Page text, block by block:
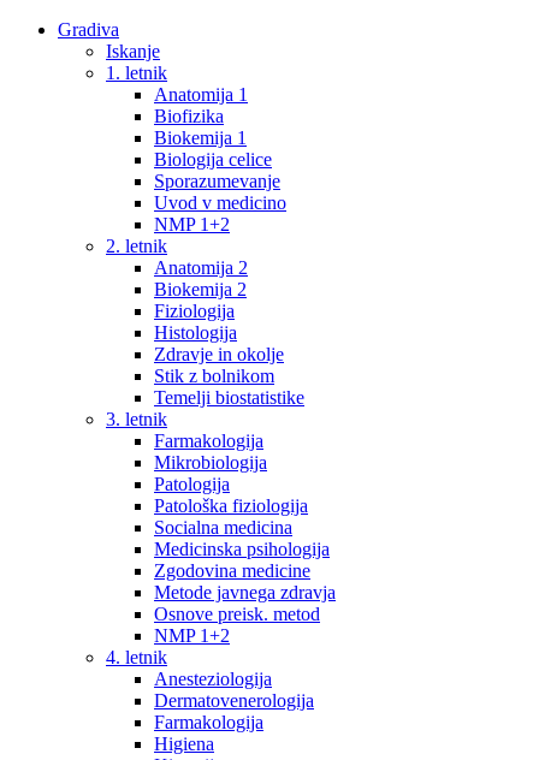
Gradiva
Iskanje
1. letnik
Anatomija 1
Biofizika
Biokemija 1
Biologija celice
Sporazumevanje
Uvod v medicino
NMP 1+2
2. letnik
Anatomija 2
Biokemija 2
Fiziologija
Histologija
Zdravje in okolje
Stik z bolnikom
Temelji biostatistike
3. letnik
Farmakologija
Mikrobiologija
Patologija
Patološka fiziologija
Socialna medicina
Medicinska psihologija
Zgodovina medicine
Metode javnega zdravja
Osnove preisk. metod
NMP 1+2
4. letnik
Anesteziologija
Dermatovenerologija
Farmakologija
Higiena